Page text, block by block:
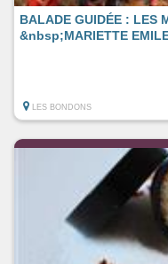
BALADE GUIDÉE : LES
&nbsp;MARIETTE
LES BONDONS